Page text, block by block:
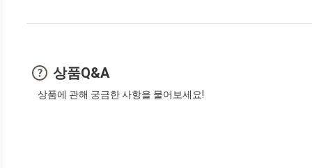
상품Q&A
상품에 관해 궁금한 사항을 물어보세요!